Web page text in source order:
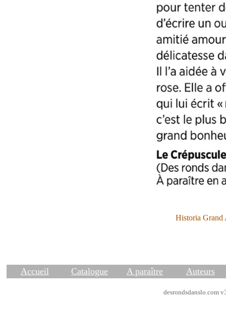
Historia Grand
Accueil Catalogue A paraître Auteurs
desrondsdanslo.com